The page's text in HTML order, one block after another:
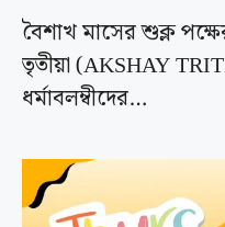
বৈশাখ মাসের শুক্ল
তৃতীয়া (AKSHAY
ধর্মাবলম্বীদের…